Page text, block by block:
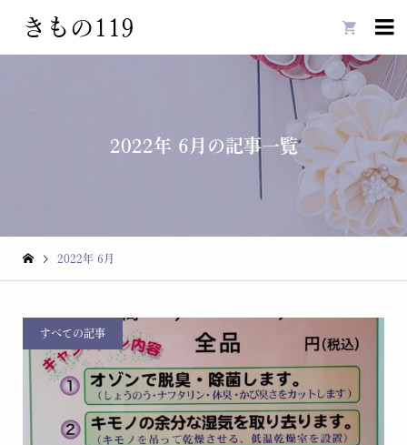
きもの119 
2022年 6月の記事一覧
2022年 6月
すべての記事